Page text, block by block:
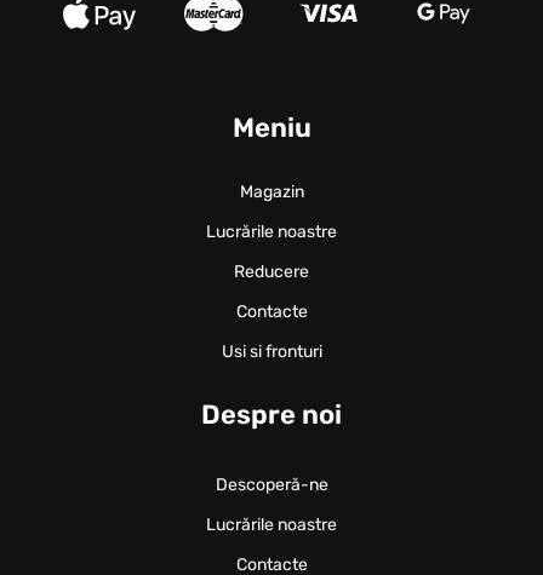
Meniu
Magazin
Lucrările noastre
Reducere
Contacte
Usi si fronturi
Despre noi
Descoperă-ne
Lucrările noastre
Contacte